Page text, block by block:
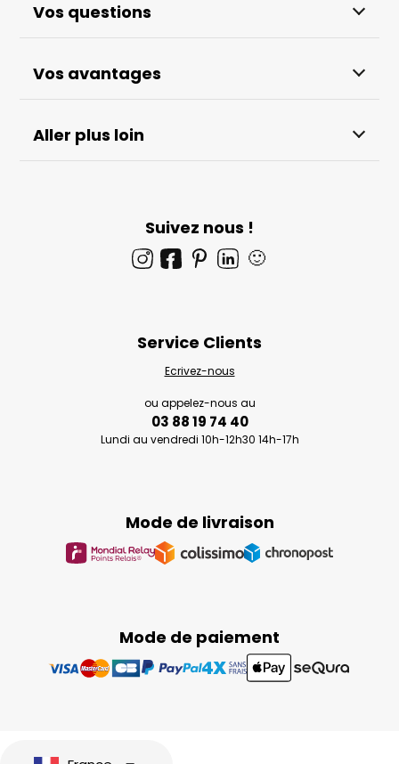
Vos questions
Vos avantages
Aller plus loin
Suivez nous !
🙂
Mode de paiement
Mode de livraison
Service Clients
Ecrivez-nous
ou appelez-nous au
03 88 19 74 40
Lundi au vendredi 10h-12h30 14h-17h